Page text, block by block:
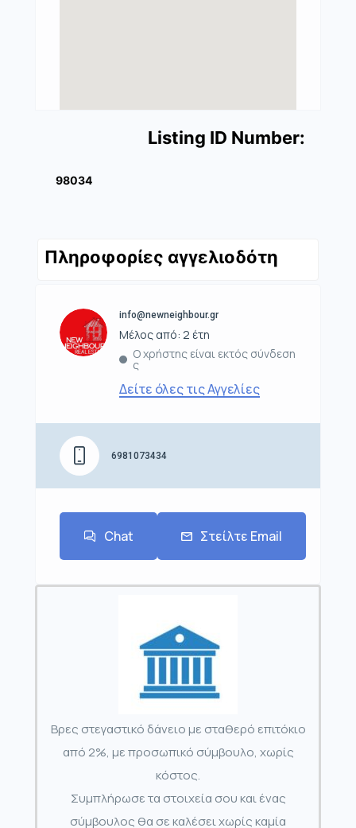
Listing ID Number:
98034
Πληροφορίες αγγελιοδότη
info@newneighbour.gr
Μέλος από: 2 έτη
Ο χρήστης είναι εκτός σύνδεση
ς
Δείτε όλες τις Αγγελίες
6981073434
Chat Στείλτε Email
Βρες στεγαστικό δάνειο με σταθερό επιτόκιο
από 2%, με προσωπικό σύμβουλο, χωρίς
κόστος.
Συμπλήρωσε τα στοιχεία σου και ένας
σύμβουλος θα σε καλέσει χωρίς καμία